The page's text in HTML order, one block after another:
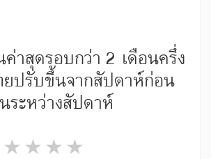
าสุดรอบกว่า 2 เดือนครึ่ง
ปรับขึ้นจากสัปดาห์ก่อน
ระหว่างสัปดาห์
4 stars
3 stars
2 stars
1 star